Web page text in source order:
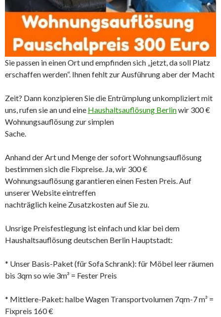
Sie passen in einen Ort und empfinden sich „jetzt, da soll Platz
erschaffen werden“. Ihnen fehlt zur Ausführung aber der Macht
Zeit? Dann konzipieren Sie die Entrümplung unkompliziert mit
uns, rufen sie an und eine Haushaltsauflösung Berlinwir 300 €
Wohnungsauflösung zur simplen
Sache.
Anhand der Art und Menge der sofort Wohnungsauflösung
bestimmen sich die Fixpreise. Ja, wir 300 €
Wohnungsauflösung garantieren einen Festen Preis. Auf
unserer Website eintreffen
nachträglich keine Zusatzkosten auf Sie zu.
Unsrige Preisfestlegung ist einfach und klar bei dem
Haushaltsauflösung deutschen Berlin Hauptstadt:
* Unser Basis-Paket (für Sofa Schrank): für Möbel leer räumen
bis 3qm so wie 3m³ = Fester Preis
* Mittlere-Paket: halbe Wagen Transportvolumen 7qm-7 m³ =
Fixpreis 160 €